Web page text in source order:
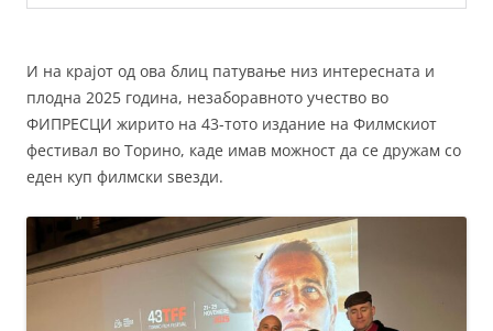
И на крајот од ова блиц патување низ интересната и
плодна 2025 година, незаборавното учество во
ФИПРЕСЦИ жирито на 43-тото издание на Филмскиот
фестивал во Торино, каде имав можност да се дружам со
еден куп филмски ѕвезди.